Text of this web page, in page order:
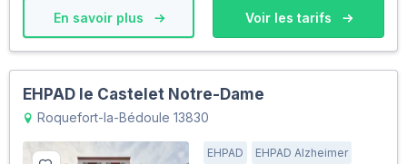
En savoir plus Voir les tarifs
EHPAD le Castelet Notre-Dame
Roquefort-la-Bédoule 13830
EHPAD
EHPAD Alzheimer